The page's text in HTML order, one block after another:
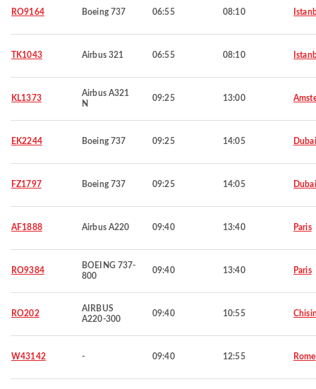
RO9164 Boeing 737 06:55 08:10
TK1043 Airbus 321 06:55 08:10
KL1373
Airbus A321
N
09:25 13:00
EK2244 Boeing 737 09:25 14:05 Dubai
FZ1797 Boeing 737 09:25 14:05 Dubai
AF1888 Airbus A220 09:40 13:40 Paris
RO9384
BOEING 737-
800
09:40 13:40 Paris
RO202
AIRBUS
A220-300
09:40 10:55
W43142 - 09:40 12:55 Rome